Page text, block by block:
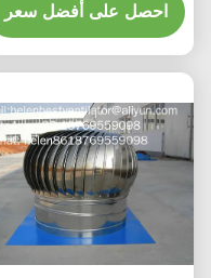
احصل على أفضل سعر